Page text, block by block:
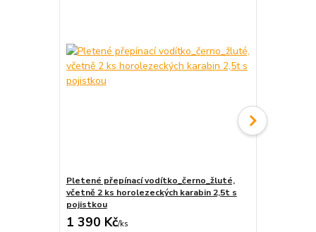
Pletené přepínací vodítko_černo_žluté,
včetně 2 ks horolezeckých karabin 2,5t s
pojistkou
1 390 Kč/ks